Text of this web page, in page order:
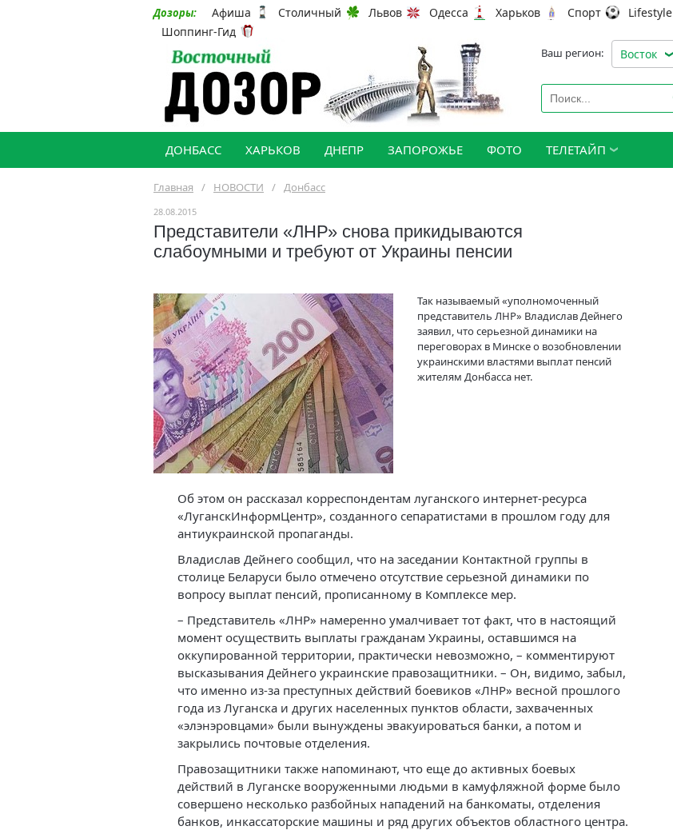
Дозоры: Афиша Столичный Львов Одесса Харьков Спорт Lifestyle
Шоппинг-Гид
Ваш регион: Восток
ДОНБАСС ХАРЬКОВ ДНЕПР ЗАПОРОЖЬЕ ФОТО ТЕЛЕТАЙП
Главная / НОВОСТИ / Донбасс
28.08.2015
Представители «ЛНР» снова прикидываются
слабоумными и требуют от Украины пенсии
Так называемый «уполномоченный
представитель ЛНР» Владислав Дейнего
заявил, что серьезной динамики на
переговорах в Минске о возобновлении
украинскими властями выплат пенсий
жителям Донбасса нет.
Об этом он рассказал корреспондентам луганского интернет-ресурса
«ЛуганскИнформЦентр», созданного сепаратистами в прошлом году для
антиукраинской пропаганды.
Владислав Дейнего сообщил, что на заседании Контактной группы в
столице Беларуси было отмечено отсутствие серьезной динамики по
вопросу выплат пенсий, прописанному в Комплексе мер.
– Представитель «ЛНР» намеренно умалчивает тот факт, что в настоящий
момент осуществить выплаты гражданам Украины, оставшимся на
оккупированной территории, практически невозможно, – комментируют
высказывания Дейнего украинские правозащитники. – Он, видимо, забыл,
что именно из-за преступных действий боевиков «ЛНР» весной прошлого
года из Луганска и других населенных пунктов области, захваченных
«элэнэровцами» были вынуждены эвакуироваться банки, а потом и
закрылись почтовые отделения.
Правозащитники также напоминают, что еще до активных боевых
действий в Луганске вооруженными людьми в камуфляжной форме было
совершено несколько разбойных нападений на банкоматы, отделения
банков, инкассаторские машины и ряд других объектов областного центра.